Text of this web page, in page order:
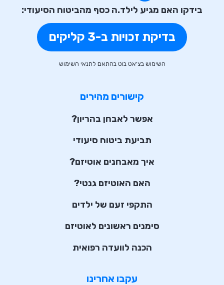
בידקו האם מגיע לילד.ה כסף מהביטוח הסיעודי:
בדיקת זכויות ב-3 קליקים
השימוש בצ'אט בוט בהתאם לתנאי השימוש
קישורים מהירים
אפשר לאבחן בהריון?
תביעת ביטוח סיעודי
איך מאבחנים אוטיזם?
האם האוטיזם גנטי?
התקפי זעם של ילדים
סימנים ראשונים לאוטיזם
הכנה לוועדה רפואית
עקבו אחרינו